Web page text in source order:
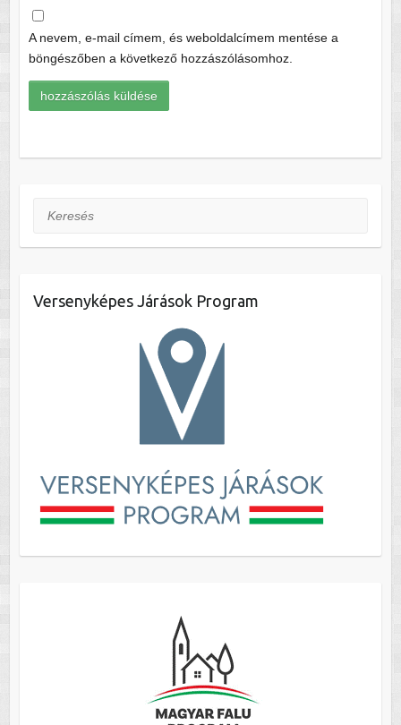
A nevem, e-mail címem, és weboldalcímem mentése a
böngészőben a következő hozzászólásomhoz.
Keresés
Versenyképes Járások Program